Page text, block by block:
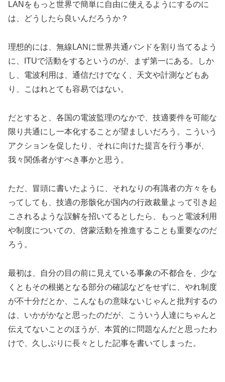
LANをもっと世界で簡単に自由に使えるようにするのに
は、どうしたら良いんだろうか？
理想的には、無線LANに世界共通バンドを割り当てるよう
に、ITUで活動をするというのが、まず第一にある。しか
し、電波利用は、通信だけでなく、天文や計測などもあ
り、こはれとても容易ではない。
だとすると、各国の電波監理のなかで、技適要件を可能な
限り共通にし一本化することが望ましいだろう。こういう
アクションを促したり、それに向けた提言を行う事が、
我々関係者がすべき事かと思う。
ただ、冒頭に書いたように、それなりの有識者の方々をも
ってしても、技適の形骸化が国内の行政裁量よって引き起
こされるような誤解を招いてるとしたら、もっと電波利用
や制度についての、啓蒙活動を推進することも重要なのだ
ろう。
最初は、自分の目の前に見えている事象の不都合を、少な
くともその根拠となる部分の確認などをせずに、やれ制度
が不十分だとか、こんなもの意味ないじゃんと批判するの
は、いかがかなと思ったのだが、こういう人達にちゃんと
伝えてないことのほうが、本質的に問題なんだと思ったわ
けで、久しぶりに長々とした記事を書いてしまった。